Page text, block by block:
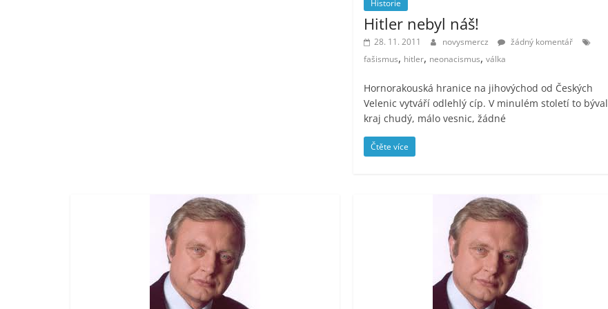
Historie
Hitler nebyl náš!
28. 11. 2011 novysmercz
žádný komentář
fašismus, hitler, neonacismus,válka
Hornorakouská hranice na jihovýchod od Českých
Velenic vytváří odlehlý cíp. V minulém století to býval
kraj chudý, málo vesnic, žádné
Čtěte více